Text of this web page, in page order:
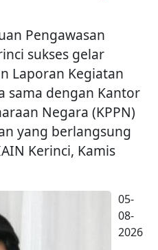
Pengawasan
sukses gelar
Laporan Kegiatan
sama dengan Kantor
Negara (KPPN)
yang berlangsung
Kerinci, Kamis
05-
08-
2026